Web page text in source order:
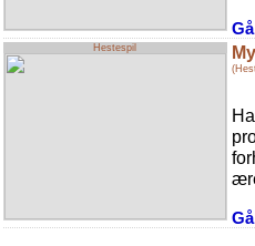
Hestespil